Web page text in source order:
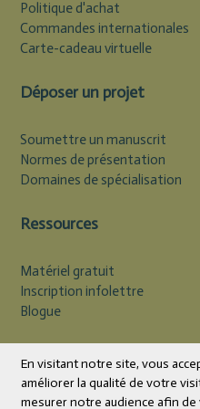
Politique d'achat
Commandes internationales
Carte-cadeau virtuelle
Déposer un projet
Soumettre un manuscrit
Normes de présentation
Domaines de spécialisation
Ressources
Matériel gratuit
Inscription infolettre
Blogue
En visitant notre site, vous
améliorer la qualité de votre
mesurer notre audience afin